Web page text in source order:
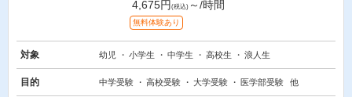
4,675円 (税込) ～/時間
無料体験あり
対象 幼児 小学生 中学生 高校生 浪人生
目的 中学受験 高校受験 大学受験 医学部受験 他